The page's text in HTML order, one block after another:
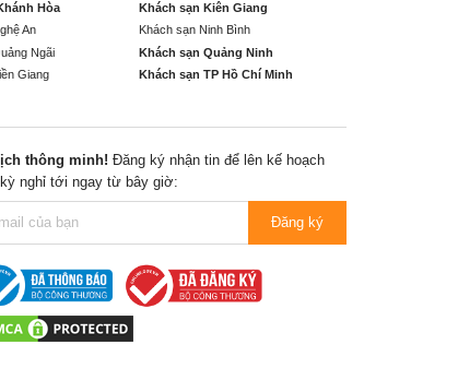
Hòa
Khách sạn Kiên Giang
An
Khách sạn Ninh Bình
Ngãi
Khách sạn Quảng Ninh
Giang
Khách sạn TP Hồ Chí Minh
thông minh! Đăng ký nhận tin để lên kế hoạch
nghỉ tới ngay từ bây giờ:
Đăng ký